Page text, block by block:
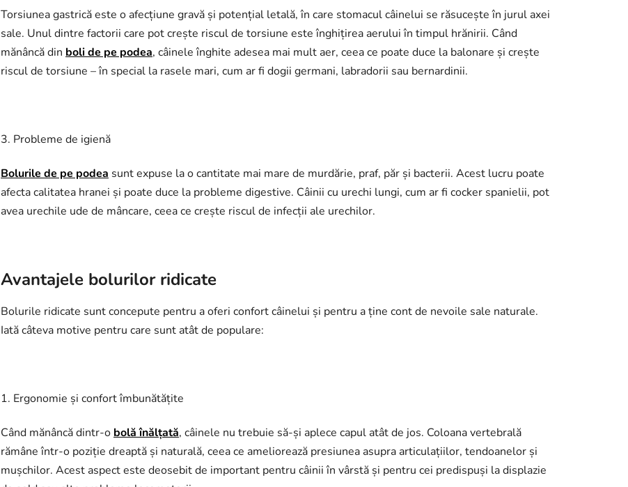
Torsiunea gastrică este o afecțiune gravă și potențial letală, în care stomacul câinelui se răsucește în jurul axei
sale. Unul dintre factorii care pot crește riscul de torsiune este înghițirea aerului în timpul hrănirii. Când
mănâncă din boli de pe podea, câinele înghite adesea mai mult aer, ceea ce poate duce la balonare și crește
riscul de torsiune – în special la rasele mari, cum ar fi dogii germani, labradorii sau bernardinii.
3. Probleme de igienă
Bolurile de pe podea sunt expuse la o cantitate mai mare de murdărie, praf, păr și bacterii. Acest lucru poate
afecta calitatea hranei și poate duce la probleme digestive. Câinii cu urechi lungi, cum ar fi cocker spanielii, pot
avea urechile ude de mâncare, ceea ce crește riscul de infecții ale urechilor.
Avantajele bolurilor ridicate
Bolurile ridicate sunt concepute pentru a oferi confort câinelui și pentru a ține cont de nevoile sale naturale.
Iată câteva motive pentru care sunt atât de populare:
1. Ergonomie și confort îmbunătățite
Când mănâncă dintr-o bolă înălțată, câinele nu trebuie să-și aplece capul atât de jos. Coloana vertebrală
rămâne într-o poziție dreaptă și naturală, ceea ce ameliorează presiunea asupra articulațiilor, tendoanelor și
mușchilor. Acest aspect este deosebit de important pentru câinii în vârstă și pentru cei predispuși la displazie